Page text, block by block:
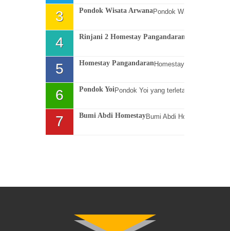
Pondok Wisata Arwana
Rinjani 2 Homestay Pangandaran
Homestay Pangandaran
Pondok Yoi
Bumi Abdi Homestay